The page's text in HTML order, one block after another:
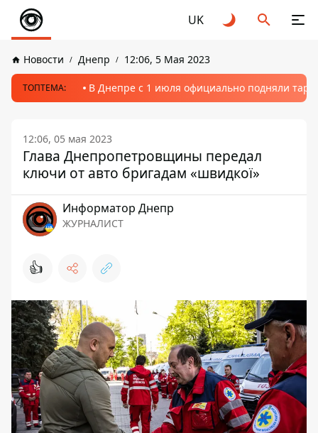
UK
Новости Днепр 12:06, 5 Мая 2023
ТОПТЕМА: В Днепре с 1 июля официально подняли
12:06, 05 мая 2023
Глава Днепропетровщины передал
ключи от авто бригадам «швидкої»
Информатор Днепр
ЖУРНАЛИСТ
👍